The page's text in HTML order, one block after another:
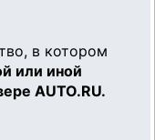
в котором
или иной
AUTO.RU.